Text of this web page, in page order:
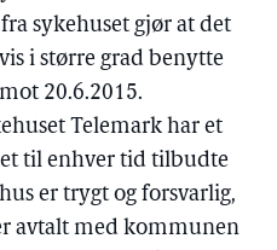
sykehuset gjør at det
i større grad benytte
20.6.2015.
Telemark har et
til enhver tid tilbudte
er trygt og forsvarlig,
avtalt med kommunen